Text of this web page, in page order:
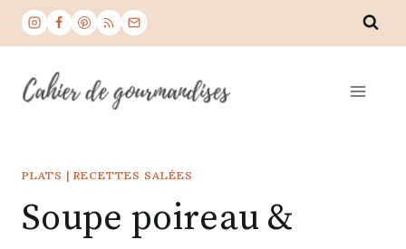
Aller
contenu
PLATS | RECETTES SALÉES
Soupe poireau &